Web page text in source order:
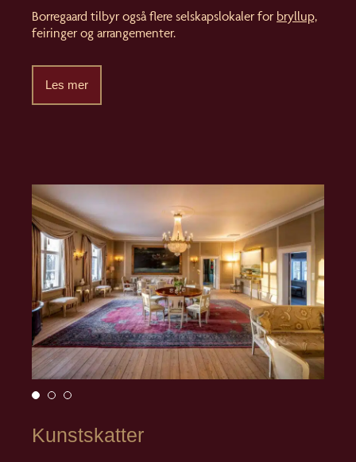
Borregaard tilbyr også flere selskapslokaler for bryllup,
feiringer og arrangementer.
Les mer
Kunstskatter